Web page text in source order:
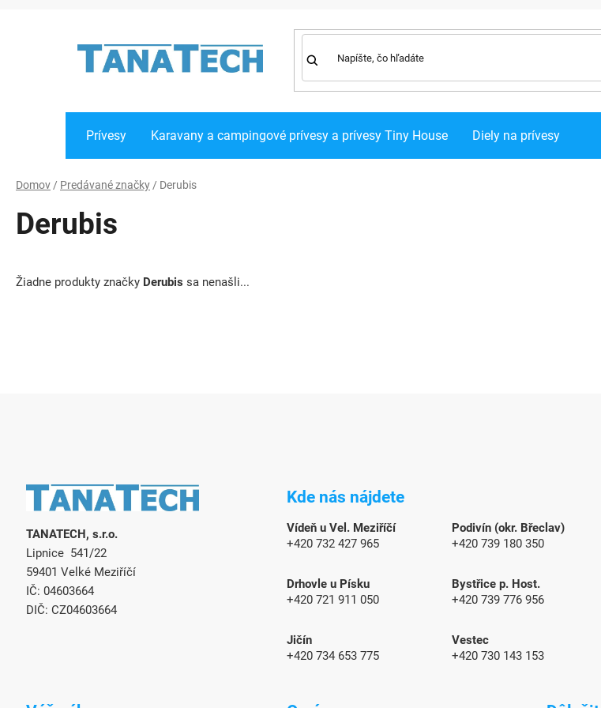
Prívesy Karavany a campingové prívesy a prívesy Tiny House Diely na prívesy
Domov / Predávané značky / Derubis
Derubis
Žiadne produkty značky Derubis sa nenašli...
TANATECH, s.r.o.
Lipnice 541/22
59401 Velké Meziříčí
IČ: 04603664
DIČ: CZ04603664
Kde nás nájdete
Vídeň u Vel. Meziříčí
+420 732 427 965
Podivín (okr. Břeclav)
+420 739 180 350
Drhovle u Písku
+420 721 911 050
Bystřice p. Host.
+420 739 776 956
Jičín
+420 734 653 775
Vestec
+420 730 143 153